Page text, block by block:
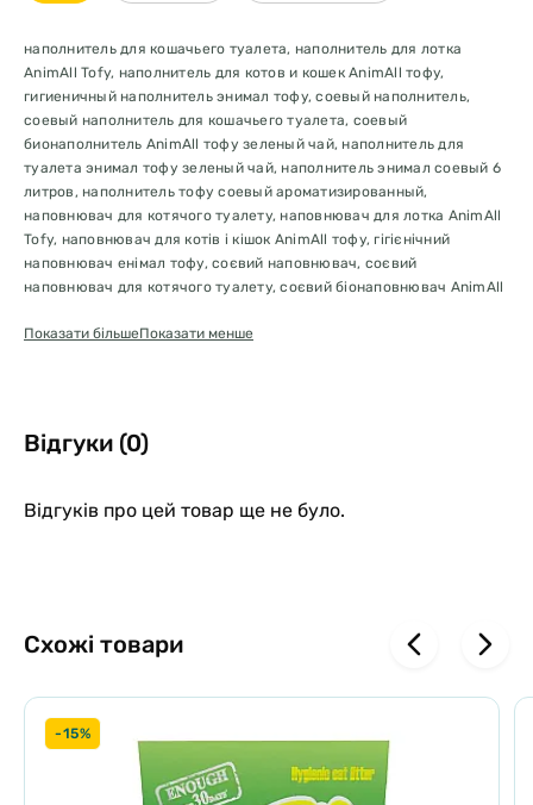
наполнитель для кошачьего туалета, наполнитель для лотка
AnimAll Tofy, наполнитель для котов и кошек AnimAll тофу,
гигиеничный наполнитель энимал тофу, соевый наполнитель,
соевый наполнитель для кошачьего туалета, соевый
бионаполнитель AnimAll тофу зеленый чай, наполнитель для
туалета энимал тофу зеленый чай, наполнитель энимал соевый 6
литров, наполнитель тофу соевый ароматизированный,
наповнювач для котячого туалету, наповнювач для лотка AnimAll
Tofy, наповнювач для котів і кішок AnimAll тофу, гігієнічний
наповнювач енімал тофу, соєвий наповнювач, соєвий
наповнювач для котячого туалету, соєвий біонаповнювач AnimAll
літрів, наповнювач тофу соєвий ароматизований,
Показати більшеПоказати менше
Відгуки (0)
Відгуків про цей товар ще не було.
Схожі товари
-15%